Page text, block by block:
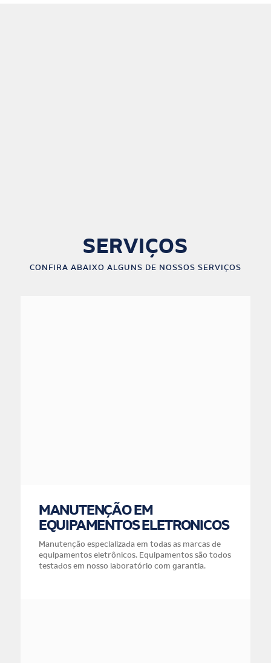
SERVIÇOS
CONFIRA ABAIXO ALGUNS DE NOSSOS SERVIÇOS
MANUTENÇÃO EM
EQUIPAMENTOS ELETRONICOS
Manutenção especializada em todas as marcas de
equipamentos eletrônicos. Equipamentos são todos
testados em nosso laboratório com garantia.